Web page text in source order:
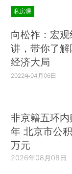
私房课
向松祚：宏
讲，带你了
经济大局
2022年04月06日
非京籍五环
年 北京市公
万元
2026年08月08日